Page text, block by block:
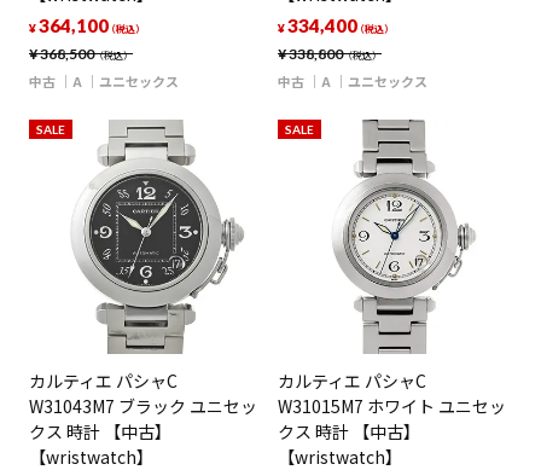
¥368,500（税込）
¥364,100（税込）
中古 A ユニセックス
¥338,800（税込）
¥334,400（税込）
中古 A ユニセックス
SALE
カルティエ パシャC
W31043M7 ブラック ユニセッ
クス 時計 【中古】
【wristwatch】
SALE
カルティエ パシャC
W31015M7 ホワイト ユニセッ
クス 時計 【中古】
【wristwatch】